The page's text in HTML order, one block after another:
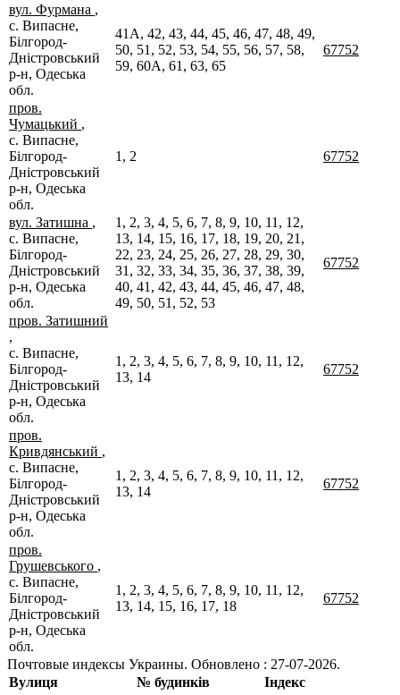
Почтовые индексы Украины. Обновлено : 27-07-2026.
вул. Фурмана ,
с. Випасне,
Білгород-
Дністровський
р-н, Одеська
обл.
41А, 42, 43, 44, 45, 46, 47, 48, 49,
50, 51, 52, 53, 54, 55, 56, 57, 58,
59, 60А, 61, 63, 65
67752
пров.
Чумацький ,
с. Випасне,
Білгород-
Дністровський
р-н, Одеська
обл.
1, 2 67752
вул. Затишна ,
с. Випасне,
Білгород-
Дністровський
р-н, Одеська
обл.
1, 2, 3, 4, 5, 6, 7, 8, 9, 10, 11, 12,
13, 14, 15, 16, 17, 18, 19, 20, 21,
22, 23, 24, 25, 26, 27, 28, 29, 30,
31, 32, 33, 34, 35, 36, 37, 38, 39,
40, 41, 42, 43, 44, 45, 46, 47, 48,
49, 50, 51, 52, 53
67752
пров. Затишний
,
с. Випасне,
Білгород-
Дністровський
р-н, Одеська
обл.
1, 2, 3, 4, 5, 6, 7, 8, 9, 10, 11, 12,
13, 14
67752
пров.
Кривдянський ,
с. Випасне,
Білгород-
Дністровський
р-н, Одеська
обл.
1, 2, 3, 4, 5, 6, 7, 8, 9, 10, 11, 12,
13, 14
67752
пров.
Грушевського ,
с. Випасне,
Білгород-
Дністровський
р-н, Одеська
обл.
1, 2, 3, 4, 5, 6, 7, 8, 9, 10, 11, 12,
13, 14, 15, 16, 17, 18
67752
Вулиця № будинків
Індекс